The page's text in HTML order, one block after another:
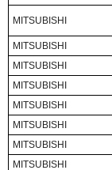
MITSUBISHI
MITSUBISHI
MITSUBISHI
MITSUBISHI
MITSUBISHI
MITSUBISHI
MITSUBISHI
MITSUBISHI